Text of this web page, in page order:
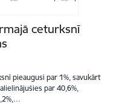
ceturksnī
pieaugusi par 1%, savukārt
par 40,6%,